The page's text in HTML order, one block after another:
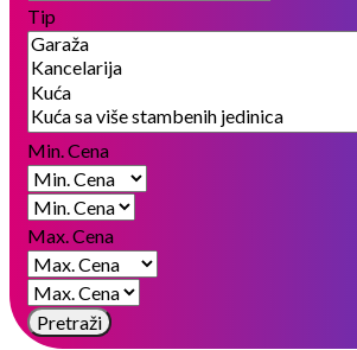
Tip
Min. Cena
Max. Cena
Pretraži